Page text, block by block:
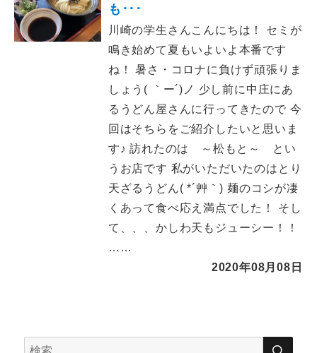
も･･･
川崎の学生さんこんにちは！ セミが
鳴き始めて夏もいよいよ本番です
ね！ 暑さ・コロナに負けず頑張りま
しょう( ｀ー´)ノ 少し前に中庄にあ
るうどん屋さんに行ってきたので 今
回はそちらをご紹介したいと思いま
す♪ 訪れたのは ～松もと～ とい
うお店です 私がいただいたのはとり
天ざるうどん( *´艸｀) 麺のコシが凄
くあって食べ応え満点でした！ そし
て、、、かしわ天もジューシー！！
……
2020年08月08日
検
検